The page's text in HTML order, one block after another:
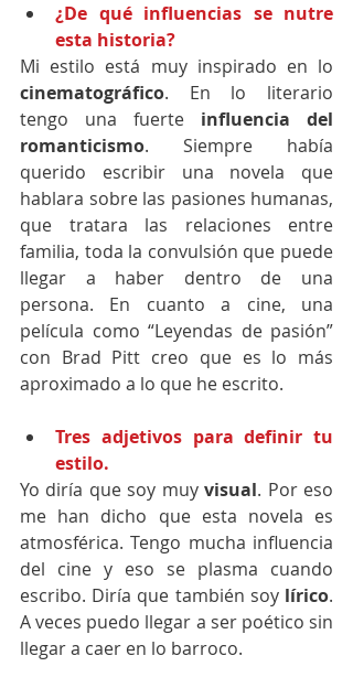
¿De qué influencias se nutre
esta historia?
Mi estilo está muy inspirado en lo
cinematográfico. En lo literario
tengo una fuerte influencia del
romanticismo. Siempre había
querido escribir una novela que
hablara sobre las pasiones humanas,
que tratara las relaciones entre
familia, toda la convulsión que puede
llegar a haber dentro de una
persona. En cuanto a cine, una
película como “Leyendas de pasión”
con Brad Pitt creo que es lo más
aproximado a lo que he escrito.
Tres adjetivos para definir tu
estilo.
Yo diría que soy muy visual. Por eso
me han dicho que esta novela es
atmosférica. Tengo mucha influencia
del cine y eso se plasma cuando
escribo. Diría que también soy lírico.
A veces puedo llegar a ser poético sin
llegar a caer en lo barroco.